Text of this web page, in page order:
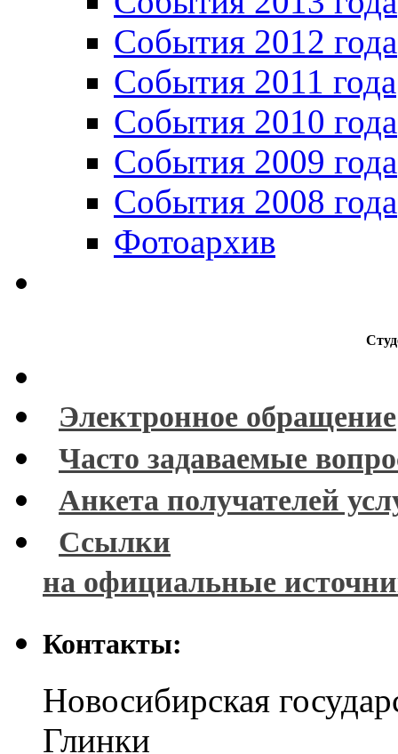
События 2012 года
События 2011 года
События 2010 года
События 2009 года
События 2008 года
Фотоархив
Электронное обращение
Часто задаваемые
Анкета получателей
Ссылки
на официальные
Контакты:
Новосибирская
Глинки